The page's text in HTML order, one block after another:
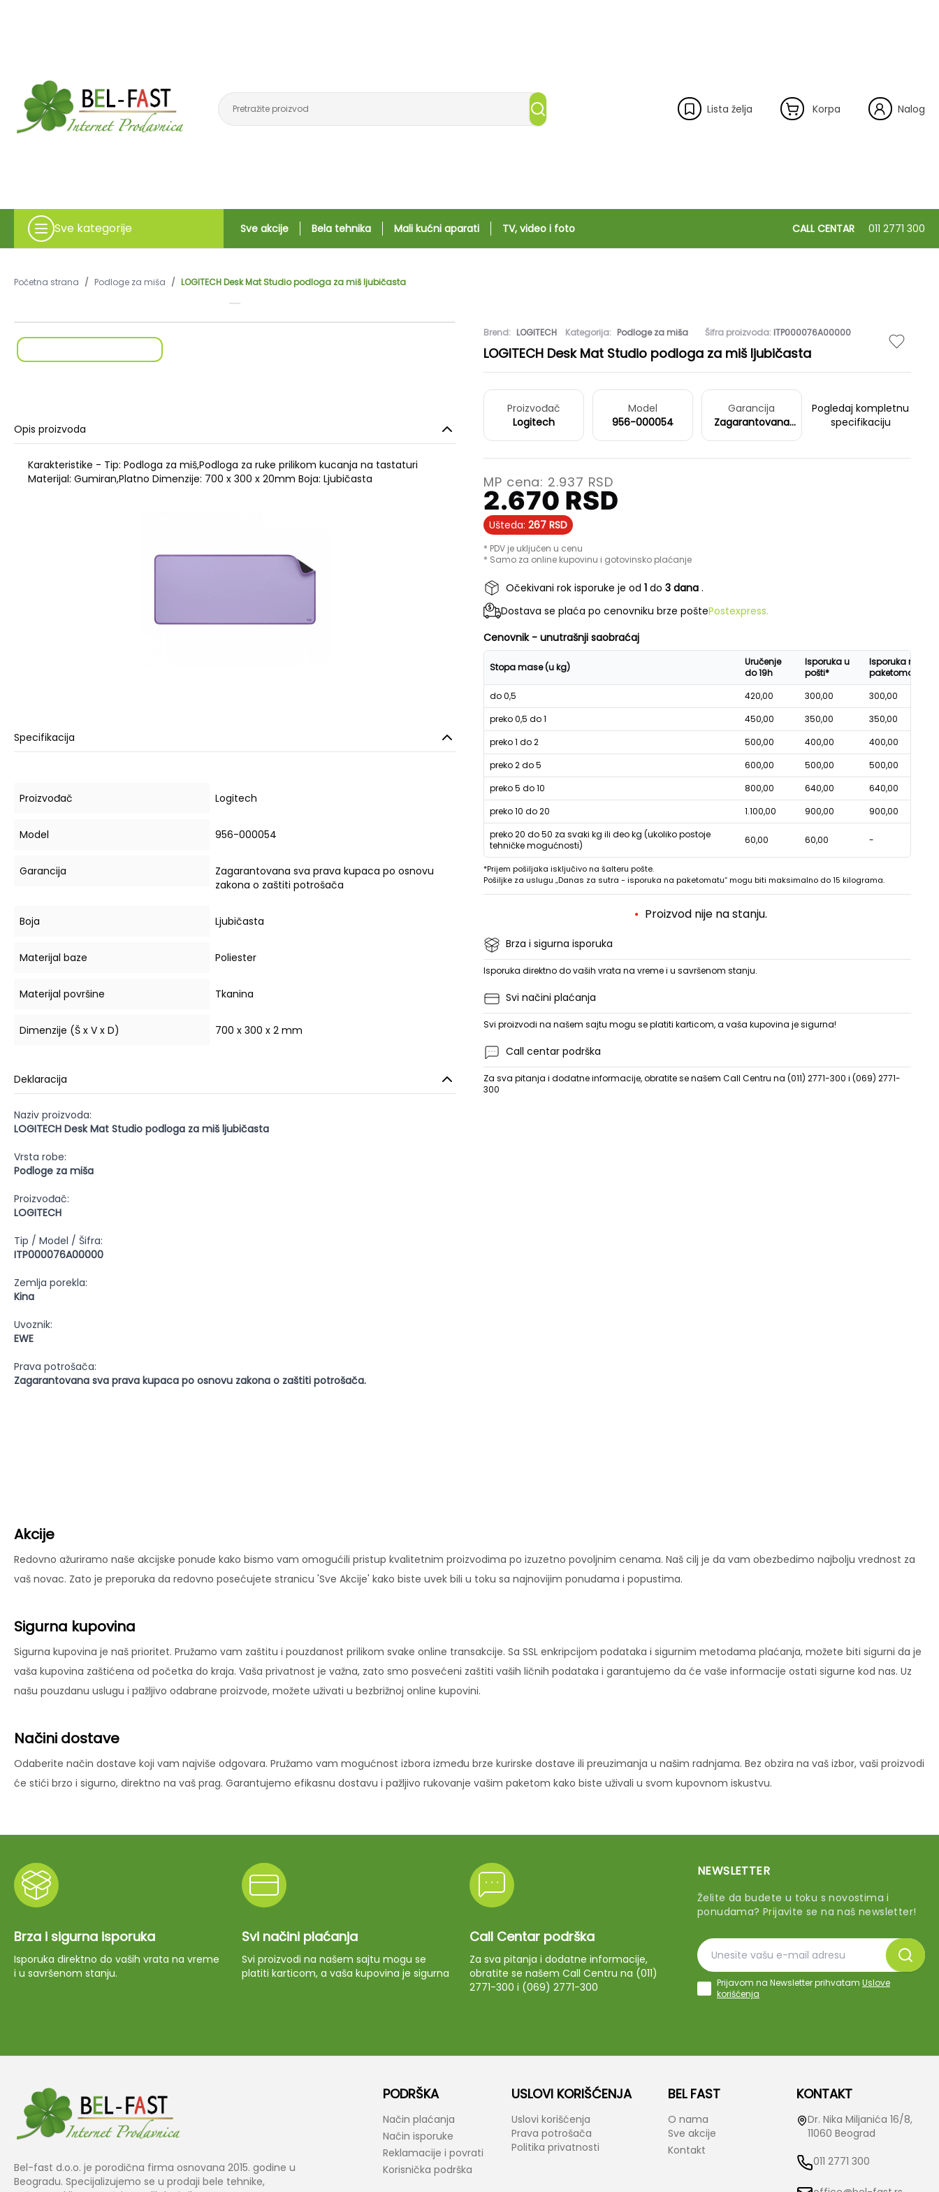
Lista želja Korpa Nalog
Sve kategorije Sve akcije Bela tehnika Mali kućni aparati TV, video i foto CALL CENTAR 011 2771 300
Početna strana / Podloge za miša / LOGITECH Desk Mat Studio podloga za miš ljubičasta
Opis proizvoda
Karakteristike - Tip: Podloga za miš,Podloga za ruke prilikom kucanja na tastaturi
Materijal: Gumiran,Platno Dimenzije: 700 x 300 x 20mm Boja: Ljubičasta
Specifikacija
Proizvođač Logitech
Model 956-000054
Garancija
Zagarantovana sva prava kupaca po osnovu
zakona o zaštiti potrošača
Boja Ljubičasta
Materijal baze Poliester
Materijal površine Tkanina
Dimenzije (Š x V x D) 700 x 300 x 2 mm
Deklaracija
Naziv proizvoda:
LOGITECH Desk Mat Studio podloga za miš ljubičasta
Vrsta robe:
Podloge za miša
Proizvođač:
LOGITECH
Tip / Model / Šifra:
ITP000076A00000
Zemlja porekla:
Kina
Uvoznik:
EWE
Prava potrošača:
Zagarantovana sva prava kupaca po osnovu zakona o zaštiti potrošača.
Brend: LOGITECH Kategorija: Podloge za miša Šifra proizvoda: ITP000076A00000
LOGITECH Desk Mat Studio podloga za miš ljubičasta
Proizvođač
Logitech
Model
956-000054
Garancija
Zagarantovana
Pogledaj kompletnu
specifikaciju
MP cena: 2.937 RSD
2.670 RSD
Ušteda: 267 RSD
* PDV je uključen u cenu
* Samo za online kupovinu i gotovinsko plaćanje
Očekivani rok isporuke je od 1 do 3 dana .
Dostava se plaća po cenovniku brze poštePostexpress.
Cenovnik - unutrašnji saobraćaj
Stopa mase (u kg)
Uručenje
do 19h
Isporuka u
pošti*
Isporuka na
paketomatu*
do 0,5
420,00 300,00
300,00
preko 0,5 do 1
450,00 350,00
350,00
preko 1 do 2
500,00 400,00
400,00
preko 2 do 5
600,00 500,00
500,00
preko 5 do 10
800,00 640,00
640,00
preko 10 do 20
1.100,00 900,00
900,00
preko 20 do 50 za svaki kg ili deo kg (ukoliko postoje
tehničke mogućnosti)
60,00 60,00 -
*Prijem pošiljaka isključivo na šalteru pošte.
Pošiljke za uslugu „Danas za sutra - isporuka na paketomatu“ mogu biti maksimalno do 15 kilograma.
Proizvod nije na stanju.
Brza i sigurna isporuka
Isporuka direktno do vaših vrata na vreme i u savršenom stanju.
Svi načini plaćanja
Svi proizvodi na našem sajtu mogu se platiti karticom, a vaša kupovina je sigurna!
Call centar podrška
Za sva pitanja i dodatne informacije, obratite se našem Call Centru na (011) 2771-300 i (069) 2771-
300
Akcije
Redovno ažuriramo naše akcijske ponude kako bismo vam omogućili pristup kvalitetnim proizvodima po izuzetno povoljnim cenama. Naš cilj je da vam obezbedimo najbolju vrednost za
vaš novac. Zato je preporuka da redovno posećujete stranicu 'Sve Akcije' kako biste uvek bili u toku sa najnovijim ponudama i popustima.
Sigurna kupovina
Sigurna kupovina je naš prioritet. Pružamo vam zaštitu i pouzdanost prilikom svake online transakcije. Sa SSL enkripcijom podataka i sigurnim metodama plaćanja, možete biti sigurni da je
vaša kupovina zaštićena od početka do kraja. Vaša privatnost je važna, zato smo posvećeni zaštiti vaših ličnih podataka i garantujemo da će vaše informacije ostati sigurne kod nas. Uz
našu pouzdanu uslugu i pažljivo odabrane proizvode, možete uživati u bezbrižnoj online kupovini.
Načini dostave
Odaberite način dostave koji vam najviše odgovara. Pružamo vam mogućnost izbora između brze kurirske dostave ili preuzimanja u našim radnjama. Bez obzira na vaš izbor, vaši proizvodi
će stići brzo i sigurno, direktno na vaš prag. Garantujemo efikasnu dostavu i pažljivo rukovanje vašim paketom kako biste uživali u svom kupovnom iskustvu.
Brza i sigurna isporuka
Isporuka direktno do vaših vrata na vreme
i u savršenom stanju.
Svi načini plaćanja
Svi proizvodi na našem sajtu mogu se
platiti karticom, a vaša kupovina je sigurna
Call Centar podrška
Za sva pitanja i dodatne informacije,
obratite se našem Call Centru na (011)
2771-300 i (069) 2771-300
NEWSLETTER
Želite da budete u toku s novostima i
ponudama? Prijavite se na naš newsletter!
Prijavom na Newsletter prihvatam Uslove
korišćenja
Bel-fast d.o.o. je porodična firma osnovana 2015. godine u
Beogradu. Specijalizujemo se u prodaji bele tehnike,
PODRŠKA
Način plaćanja
Način isporuke
Reklamacije i povrati
Korisnička podrška
USLOVI KORIŠĆENJA
Uslovi korišćenja
Prava potrošača
Politika privatnosti
BEL FAST
O nama
Sve akcije
Kontakt
KONTAKT
Dr. Nika Miljanića 16/8,
11060 Beograd
011 2771 300